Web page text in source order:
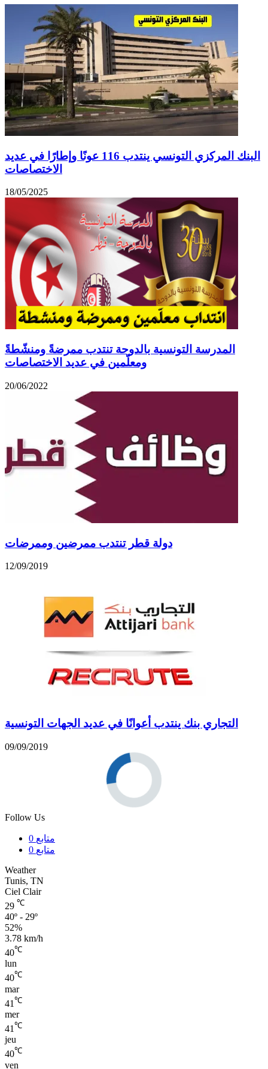
البنك المركزي التونسي ينتدب 116 عونًا وإطارًا في عديد
الاختصاصات
18/05/2025
المدرسة التونسية بالدوحة تنتدب ممرضةً ومنشّطةً
ومعلّمين في عديد الاختصاصات
20/06/2022
دولة قطر تنتدب ممرضين وممرضات
12/09/2019
التجاري بنك ينتدب أعوانًا في عديد الجهات التونسية
09/09/2019
Follow Us
0 متابع
0 متابع
Weather
Tunis, TN
Ciel Clair
29 ℃
40º - 29º
52%
3.78 km/h
40℃
lun
40℃
mar
41 ℃
mer
41℃
jeu
40℃
ven